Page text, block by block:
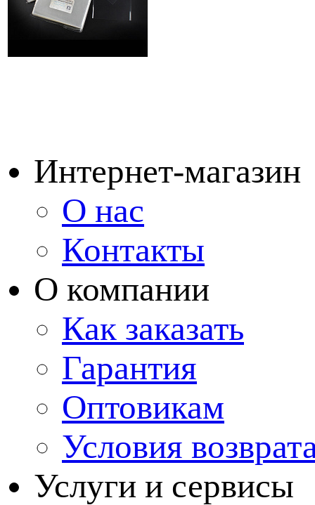
Интернет-магазин
О нас
Контакты
О компании
Как заказать
Гарантия
Оптовикам
Условия
Услуги и сервисы